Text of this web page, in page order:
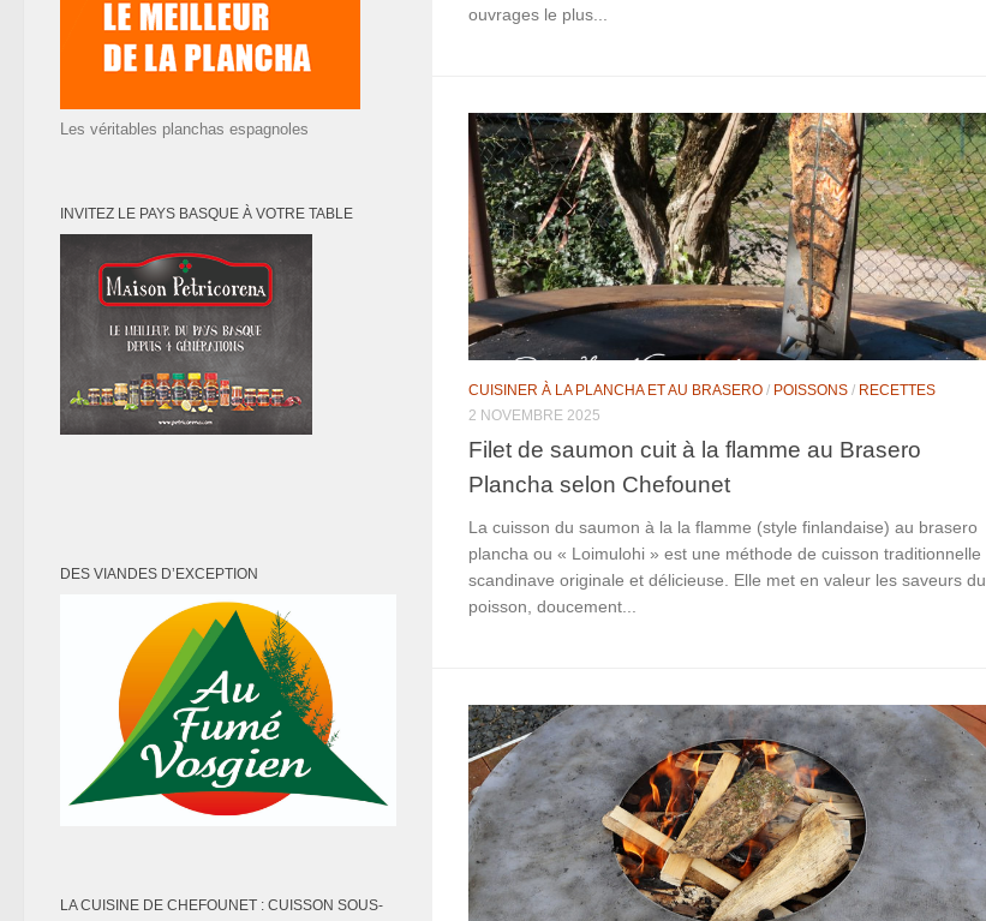
ouvrages le plus...
CUISINER À LA PLANCHA ET AU BRASERO / POISSONS / RECETTES
2 NOVEMBRE 2025
Filet de saumon cuit à la flamme au Brasero
Plancha selon Chefounet
La cuisson du saumon à la la flamme (style finlandaise) au brasero
plancha ou « Loimulohi » est une méthode de cuisson traditionnelle
scandinave originale et délicieuse. Elle met en valeur les saveurs du
poisson, doucement...
Les véritables planchas espagnoles
INVITEZ LE PAYS BASQUE À VOTRE TABLE
DES VIANDES D’EXCEPTION
LA CUISINE DE CHEFOUNET : CUISSON SOUS-